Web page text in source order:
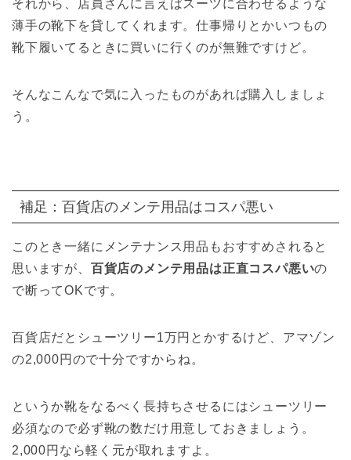
それから、店員さんに言えばスーツに合わせるような
薄手の靴下を貸してくれます。仕事帰りとかいつもの
靴下履いてるときに買いに行くのが無難ですけど。
そんなこんなで気に入ったものがあれば購入しましょ
う。
補足：百貨店のメンテ用品はコスパ悪い
このとき一緒にメンテナンス用品もおすすめされると
思いますが、 百貨店のメンテ用品は正直コスパ悪いの
で断ってOKです。
百貨店だとシューツリー1万円とかするけど、アマゾン
の2,000円ので十分ですからね。
というか靴をなるべく長持ちさせるにはシューツリー
必須なので必ず靴の数だけ用意しておきましょう。
2,000円なら軽く元が取れますよ。